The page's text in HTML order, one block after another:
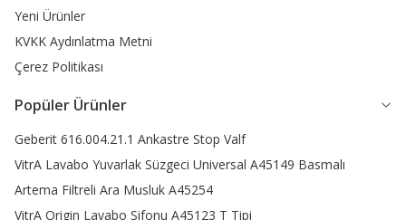
Yeni Ürünler
KVKK Aydınlatma Metni
Çerez Politikası
Popüler Ürünler
Geberit 616.004.21.1 Ankastre Stop Valf
VitrA Lavabo Yuvarlak Süzgeci Universal A45149 Basmalı
Artema Filtreli Ara Musluk A45254
VitrA Origin Lavabo Sifonu A45123 T Tipi